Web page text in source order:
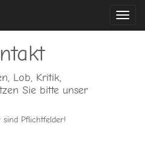
Lob, Kritik,
Sie bitte unser
Pflichtfelder!